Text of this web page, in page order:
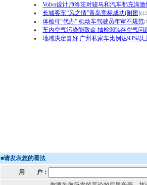
Volvo设计师洛茨对骏马和汽车都充满激
长城客车“风之情”青岛竞标成功(附图)
体检可“代办” 机动车驾驶员年审不规范
车内空气污染能致命 抽检90%存空气问
地域决定喜好 广州私家车比例达93%以
■请发表您的看法
用 户：